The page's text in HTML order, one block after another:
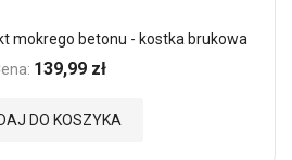
mokrego betonu - kostka brukowa
139,99 zł
DO KOSZYKA